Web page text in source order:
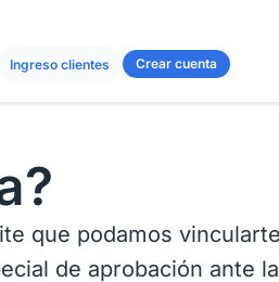
Ingreso clientes Crear cuenta
que podamos
de aprobación ante la